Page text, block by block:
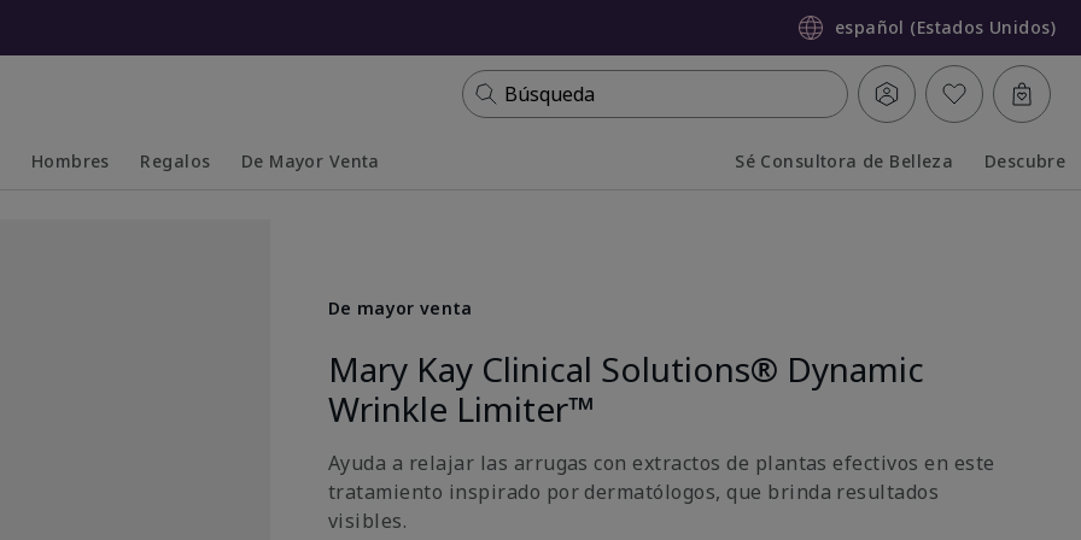
español (Estados Unidos)
Búsqueda
Hombres Regalos De Mayor Venta Sé Consultora de Belleza Descubre
De mayor venta
Mary Kay Clinical Solutions® Dynamic
Wrinkle Limiter™
Ayuda a relajar las arrugas con extractos de plantas efectivos en este
tratamiento inspirado por dermatólogos, que brinda resultados
visibles.